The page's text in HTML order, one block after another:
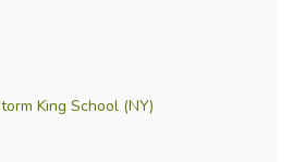
King School (NY)